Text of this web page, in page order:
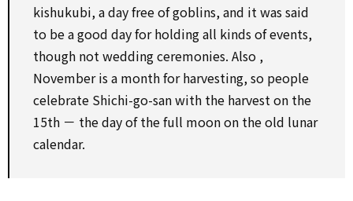
kishukubi, a day free of goblins, and it was said
to bea good dayforholding all kinds of events,
though not wedding ceremonies. Also ,
November is a monthforharvesting,so people
celebrate Shichi-go-sanwith the harveston the
15th － the day of the full moonon the old lunar
calendar.